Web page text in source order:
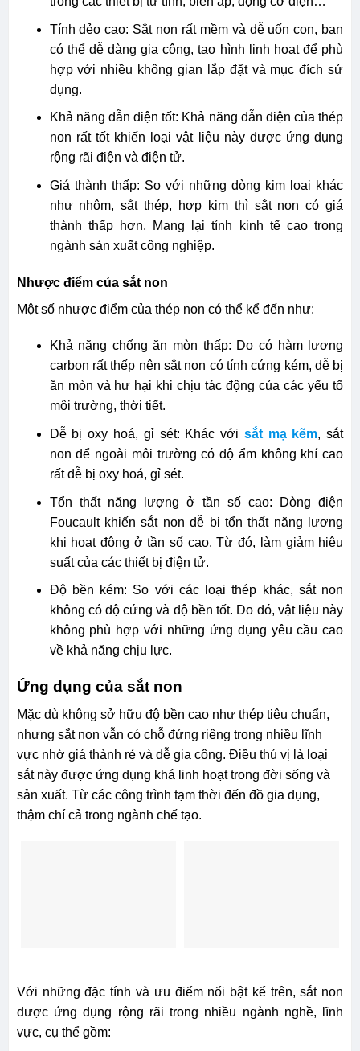
Tính dẻo cao: Sắt non rất mềm và dễ uốn con, bạn
có thể dễ dàng gia công, tạo hình linh hoạt để phù
hợp với nhiều không gian lắp đặt và mục đích sử
dụng.
Khả năng dẫn điện tốt: Khả năng dẫn điện của thép
non rất tốt khiến loại vật liệu này được ứng dụng
rộng rãi điện và điện tử.
Giá thành thấp: So với những dòng kim loại khác
như nhôm, sắt thép, hợp kim thì sắt non có giá
thành thấp hơn. Mang lại tính kinh tế cao trong
ngành sản xuất công nghiệp.
Nhược điểm của sắt non
Một số nhược điểm của thép non có thể kể đến như:
Khả năng chống ăn mòn thấp: Do có hàm lượng
carbon rất thếp nên sắt non có tính cứng kém, dễ bị
ăn mòn và hư hại khi chịu tác động của các yếu tố
môi trường, thời tiết.
Dễ bị oxy hoá, gỉ sét: Khác với sắt mạ kẽm, sắt
non để ngoài môi trường có độ ẩm không khí cao
rất dễ bị oxy hoá, gỉ sét.
Tổn thất năng lượng ở tần số cao: Dòng điện
Foucault khiến sắt non dễ bị tổn thất năng lượng
khi hoạt động ở tần số cao. Từ đó, làm giảm hiệu
suất của các thiết bị điện tử.
Độ bền kém: So với các loại thép khác, sắt non
không có độ cứng và độ bền tốt. Do đó, vật liệu này
không phù hợp với những ứng dụng yêu cầu cao
về khả năng chịu lực.
Ứng dụng của sắt non
Mặc dù không sở hữu độ bền cao như thép tiêu chuẩn,
nhưng sắt non vẫn có chỗ đứng riêng trong nhiều lĩnh
vực nhờ giá thành rẻ và dễ gia công. Điều thú vị là loại
sắt này được ứng dụng khá linh hoạt trong đời sống và
sản xuất. Từ các công trình tạm thời đến đồ gia dụng,
thậm chí cả trong ngành chế tạo.
Với những đặc tính và ưu điểm nổi bật kể trên, sắt non
được ứng dụng rộng rãi trong nhiều ngành nghề, lĩnh
vực, cụ thể gồm: